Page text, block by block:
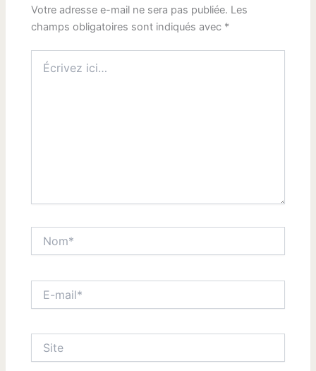
Votre adresse e-mail ne sera pas publiée. Les
champs obligatoires sont indiqués avec *
ici…
mail*